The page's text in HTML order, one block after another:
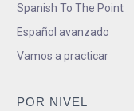
Spanish To The Point
Español avanzado
Vamos a practicar
POR NIVEL